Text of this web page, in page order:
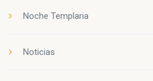
Noche Templaria
Noticias